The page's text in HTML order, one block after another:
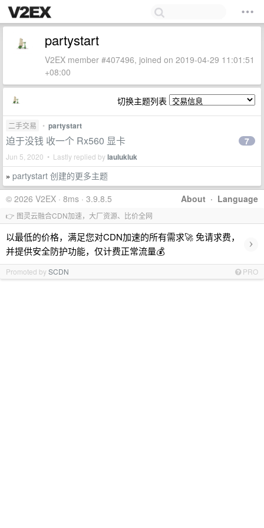
partystart
V2EX member #407496, joined on 2019-04-29 11:01:51
+08:00
切换主题列表
二手交易 • partystart
迫于没钱 收一个 Rx560 显卡
Jun 5, 2020 • Lastly replied bylaulukluk
7
» partystart 创建的更多主题
About · Language
© 2026 V2EX · 8ms · 3.9.8.5
👉 图灵云融合CDN加速，大厂资源、比价全网
以最低的价格，满足您对CDN加速的所有需求🚀 免请求费，
并提供安全防护功能，仅计费正常流量💰
›
Promoted bySCDN PRO